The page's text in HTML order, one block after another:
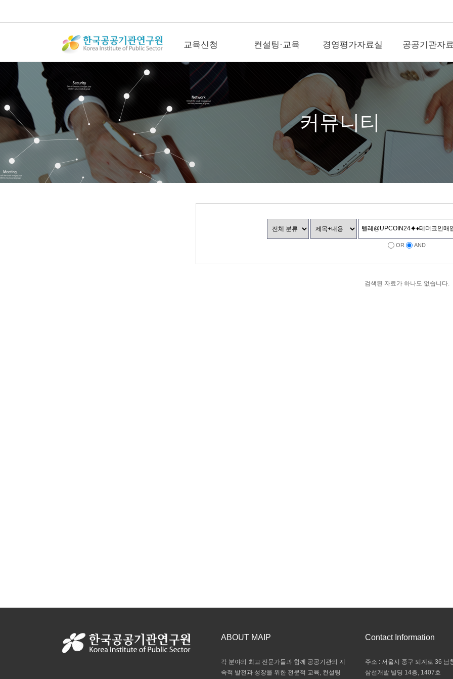
교육신청 컨설팅·교육 경영평가자료실 공공기관자
교육신청
공개교육신청
컨퍼런스신청
직무관리사(SME)신
연간회원신청
수강후기
갤러리
문의
직무전문가(SME)자
경평교수섭외
전문교육위탁(워크
경영평가/자문
지표개발/개선
전략수립/경영ESG
경영평가자료실
국가공공기관평가
기타공공기관평가
지방공기업평가
출자출연기관평가
역대평가위원
공공
공공기관뉴
국가기관자
지방기관자
공공정보
영상/사진
커뮤니티
OR AND
검색된 자료가 하나도 없습니다.
ABOUT MAIP Contact Information
각 분야의 최고 전문가들과 함께 공공기관의 지
속적 발전과 성장을 위한 전문적 교육, 컨설팅
주소 : 서울시 중구 퇴계로 36 남
삼선개발 빌딩 14층, 1407호